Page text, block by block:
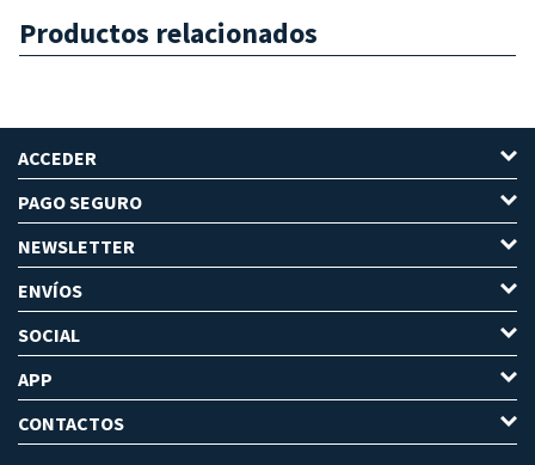
Productos relacionados
ACCEDER
PAGO SEGURO
NEWSLETTER
ENVÍOS
SOCIAL
APP
CONTACTOS